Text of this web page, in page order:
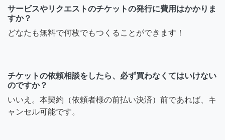
サービスやリクエストのチケットの発行に費用はかかりま
すか？
どなたも無料で何枚でもつくることができます！
チケットの依頼相談をしたら、必ず買わなくてはいけない
のですか？
いいえ。本契約（依頼者様の前払い決済）前であれば、キ
ャンセル可能です。